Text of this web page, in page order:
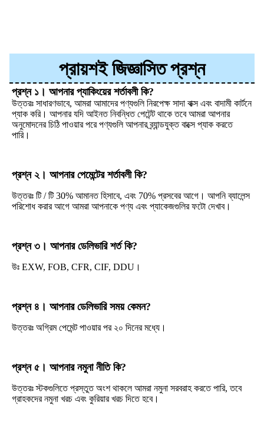
প্রায়শই জিজ্ঞাসিত প্রশ্ন
প্রশ্ন ১। আপনার প্যাকিংয়ের শর্তাবলী কি?
উত্তরঃ সাধারণভাবে, আমরা আমাদের পণ্যগুলি নিরপেক্ষ সাদা বাক্স এবং বাদামী কার্টনে
প্যাক করি। আপনার যদি আইনত নিবন্ধিত পেটেন্ট থাকে তবে আমরা আপনার
অনুমোদনের চিঠি পাওয়ার পরে পণ্যগুলি আপনার ব্র্যান্ডযুক্ত বাক্সে প্যাক করতে
পারি।
প্রশ্ন ২। আপনার পেমেন্টের শর্তাবলী কি?
উত্তরঃ টি / টি 30% আমানত হিসাবে, এবং 70% প্রসবের আগে। আপনি ব্যালেন্স
পরিশোধ করার আগে আমরা আপনাকে পণ্য এবং প্যাকেজগুলির ফটো দেখাব।
প্রশ্ন ৩। আপনার ডেলিভারি শর্ত কি?
উঃ EXW, FOB, CFR, CIF, DDU।
প্রশ্ন ৪। আপনার ডেলিভারি সময় কেমন?
উত্তরঃ অগ্রিম পেমেন্ট পাওয়ার পর ২০ দিনের মধ্যে।
প্রশ্ন ৫। আপনার নমুনা নীতি কি?
উত্তরঃ স্টকগুলিতে প্রস্তুত অংশ থাকলে আমরা নমুনা সরবরাহ করতে পারি, তবে
গ্রাহকদের নমুনা খরচ এবং কুরিয়ার খরচ দিতে হবে।